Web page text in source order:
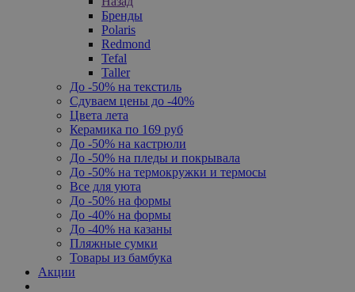
Бренды
Polaris
Redmond
Tefal
Taller
До -50% на текстиль
Сдуваем цены до -40%
Цвета лета
Керамика по 169 руб
До -50% на кастрюли
До -50% на пледы и покрывала
До -50% на термокружки и термосы
Все для уюта
До -50% на формы
До -40% на формы
До -40% на казаны
Пляжные сумки
Товары из бамбука
Акции